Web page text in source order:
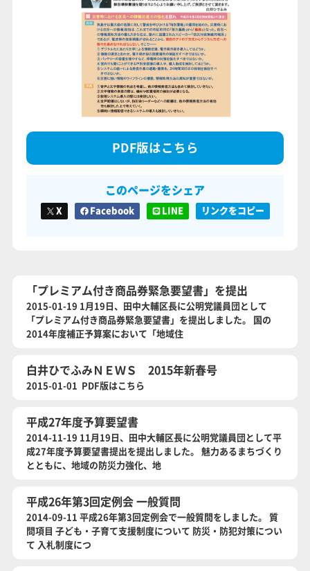
PDF版はこちら
このページをシェア
X Facebook LINE リンクをコピー
「プレミアム付き商品券緊急要望書」を提出
2015-01-19 1月19日、田中大輔区長に公明党議員団として
「プレミアム付き商品券緊急要望書」を提出しました。 国の
2014年度補正予算案において「地域住
白井ひでふみＮＥＷＳ 2015年新春号
2015-01-01 PDF版はこちら
平成27年度予算要望書
2014-11-19 11月19日、田中大輔区長に公明党議員団として平
成27年度予算要望書提出を提出しました。 魅力あるまちづくり
とともに、地域の防災力強化、地
平成26年第3回定例会 一般質問
2014-09-11 平成26年第3回定例会で一般質問をしました。 質
問項目 子ども・子育て支援制度について 防災・防犯対策につい
て 入札制度につ